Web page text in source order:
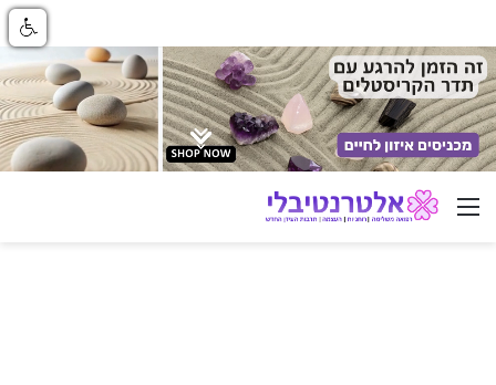
ניווט באתר